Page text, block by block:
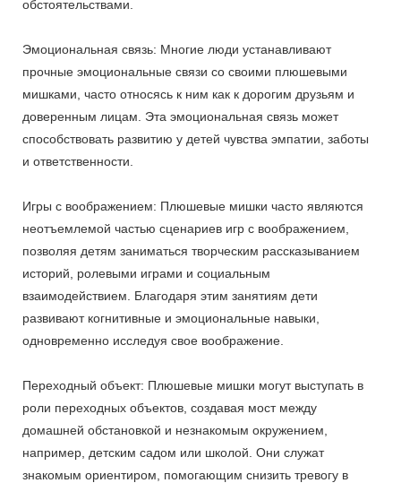
обстоятельствами.
Эмоциональная связь: Многие люди устанавливают
прочные эмоциональные связи со своими плюшевыми
мишками, часто относясь к ним как к дорогим друзьям и
доверенным лицам. Эта эмоциональная связь может
способствовать развитию у детей чувства эмпатии, заботы
и ответственности.
Игры с воображением: Плюшевые мишки часто являются
неотъемлемой частью сценариев игр с воображением,
позволяя детям заниматься творческим рассказыванием
историй, ролевыми играми и социальным
взаимодействием. Благодаря этим занятиям дети
развивают когнитивные и эмоциональные навыки,
одновременно исследуя свое воображение.
Переходный объект: Плюшевые мишки могут выступать в
роли переходных объектов, создавая мост между
домашней обстановкой и незнакомым окружением,
например, детским садом или школой. Они служат
знакомым ориентиром, помогающим снизить тревогу в